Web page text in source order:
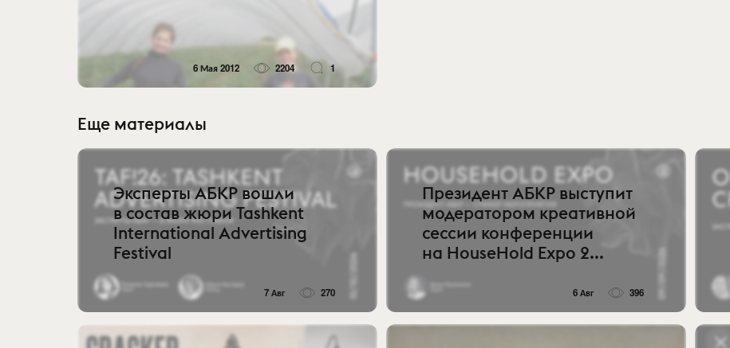
6 Мая 2012 2204 1
Еще материалы
Эксперты АБКР вошли
в состав жюри Tashkent
International Advertising
Festival
7 Авг 270
Президент АБКР выступит
модератором креативной
сессии конференции
на HouseHold Expo 2...
6 Авг 396